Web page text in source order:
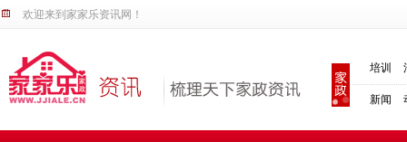
欢迎来到家家乐资讯网！
培训
新闻